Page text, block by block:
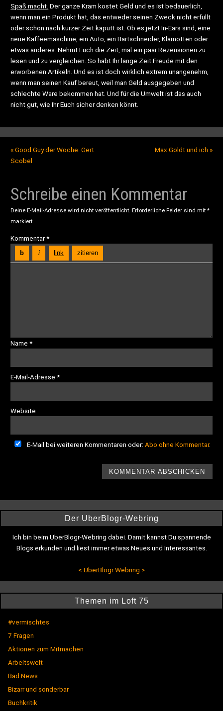
Spaß macht. Der ganze Kram kostet Geld und es ist bedauerlich,
wenn man ein Produkt hat, das entweder seinen Zweck nicht erfüllt
oder schon nach kurzer Zeit kaputt ist. Ob es jetzt In-Ears sind, eine
neue Kaffeemaschine, ein Auto, ein Bartschneider, Klamotten oder
etwas anderes. Nehmt Euch die Zeit, mal ein paar Rezensionen zu
lesen und zu vergleichen. So habt Ihr lange Zeit Freude mit den
erworbenen Artikeln. Und es ist doch wirklich extrem unangenehm,
wenn man seinen Kauf bereut, weil man Geld ausgegeben und
schlechte Ware bekommen hat. Und für die Umwelt ist das auch
nicht gut, wie Ihr Euch sicher denken könnt.
«Good Guy der Woche: Gert
Scobel
Max Goldt und ich »
Schreibe einen Kommentar
Deine E-Mail-Adresse wird nicht veröffentlicht. Erforderliche Felder sind mit*
markiert
Kommentar*
Name*
E-Mail-Adresse*
Website
E-Mail bei weiteren Kommentaren oder:Abo ohne Kommentar.
Der UberBlogr-Webring
Ich bin beim UberBlogr-Webring dabei. Damit kannst Du spannende
Blogs erkunden und liest immer etwas Neues und Interessantes.
< UberBlogr Webring >
Themen im Loft 75
#vermischtes
7 Fragen
Aktionen zum Mitmachen
Arbeitswelt
Bad News
Bizarr und sonderbar
Buchkritik